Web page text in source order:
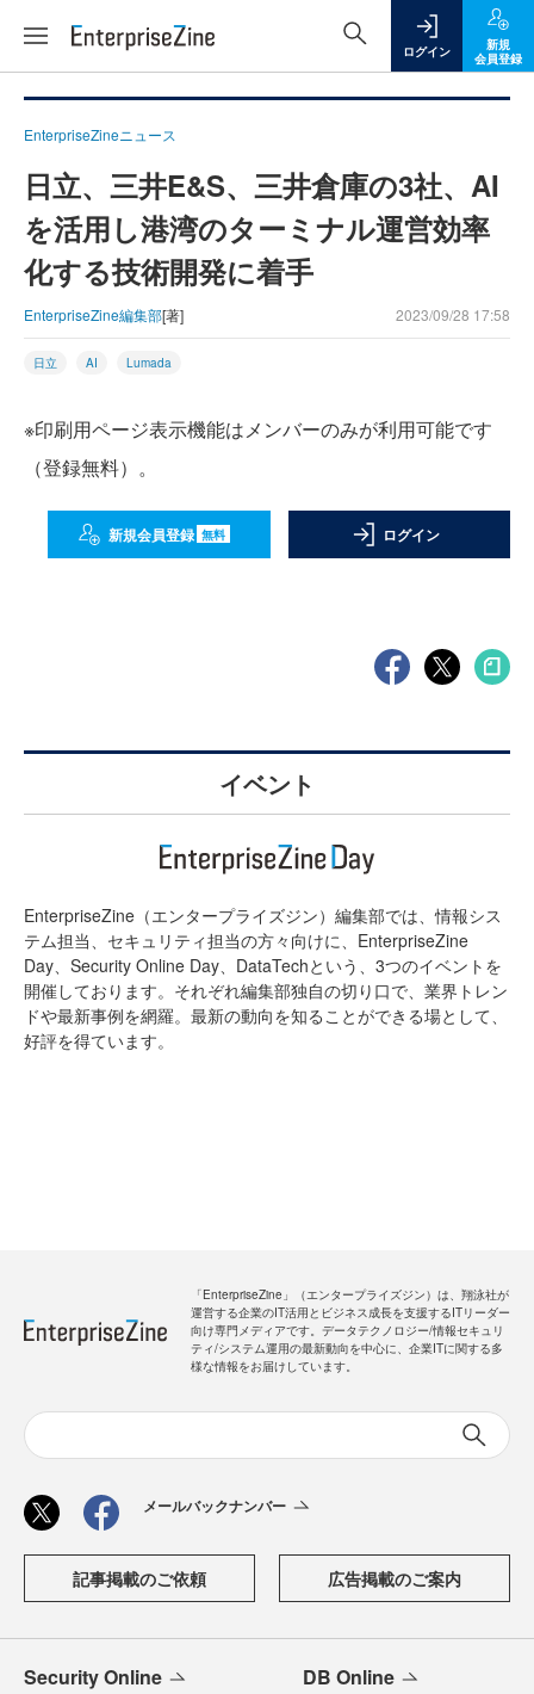
ログイン
新規
会員登録
EnterpriseZineニュース
日立、三井E&S、三井倉庫の3社、AI
を活用し港湾のターミナル運営効率
化する技術開発に着手
EnterpriseZine編集部[著] 2023/09/28 17:58
日立 AI Lumada
※印刷用ページ表示機能はメンバーのみが利用可能です
（登録無料）。
新規会員登録 無料 ログイン
イベント
EnterpriseZine（エンタープライズジン）編集部では、情報シス
テム担当、セキュリティ担当の方々向けに、EnterpriseZine
Day、Security Online Day、DataTechという、3つのイベントを
開催しております。それぞれ編集部独自の切り口で、業界トレン
ドや最新事例を網羅。最新の動向を知ることができる場として、
好評を得ています。
「EnterpriseZine」（エンタープライズジン）は、翔泳社が
運営する企業のIT活用とビジネス成長を支援するITリーダー
向け専門メディアです。データテクノロジー/情報セキュリ
ティ/システム運用の最新動向を中心に、企業ITに関する多
様な情報をお届けしています。
メールバックナンバー
記事掲載のご依頼 広告掲載のご案内
Security Online DB Online